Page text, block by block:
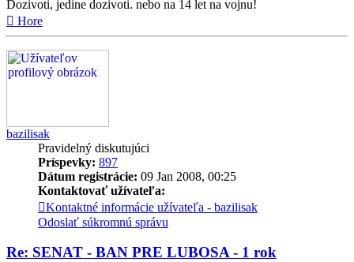
Dozivoti, jedine dozivoti. nebo na 14 let na vojnu!
Hore
bazilisak
Pravidelný diskutujúci
Príspevky: 897
Dátum registrácie: 09 Jan 2008, 00:25
Kontaktovať užívateľa:
Kontaktné informácie užívateľa - bazilisak
Odoslať súkromnú správu
Re: SENAT - BAN PRE LUBOSA - 1 rok